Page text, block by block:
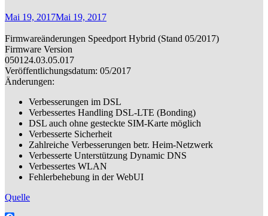
Mai 19, 2017Mai 19, 2017
Firmwareänderungen Speedport Hybrid (Stand 05/2017)
Firmware Version
050124.03.05.017
Veröffentlichungsdatum: 05/2017
Änderungen:
Verbesserungen im DSL
Verbessertes Handling DSL-LTE (Bonding)
DSL auch ohne gesteckte SIM-Karte möglich
Verbesserte Sicherheit
Zahlreiche Verbesserungen betr. Heim-Netzwerk
Verbesserte Unterstützung Dynamic DNS
Verbessertes WLAN
Fehlerbehebung in der WebUI
Quelle